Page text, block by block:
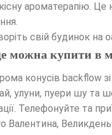
ароматерапію.
свій будинок
купити в
конусів backflow
улуни, пуери шу та
Телефонуйте та
Валентина,